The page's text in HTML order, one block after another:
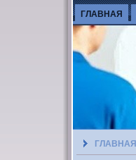
ГЛАВНАЯ
ГЛАВНАЯ